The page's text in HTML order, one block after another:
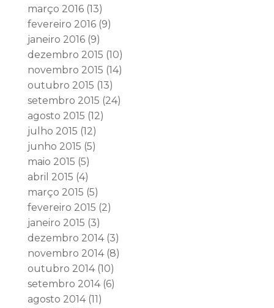
março 2016(13)
fevereiro 2016(9)
janeiro 2016(9)
dezembro 2015 (10)
novembro 2015 (14)
outubro 2015 (13)
setembro 2015 (24)
agosto 2015 (12)
julho 2015 (12)
junho 2015 (5)
maio 2015 (5)
abril 2015 (4)
março 2015 (5)
fevereiro 2015 (2)
janeiro 2015 (3)
dezembro 2014(3)
novembro 2014(8)
outubro 2014(10)
setembro 2014(6)
agosto 2014(11)